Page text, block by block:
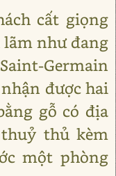
cất giọng
lãm như đang
Germain
nhận được hai
gỗ có địa
thuỷ thủ kèm
một phòng